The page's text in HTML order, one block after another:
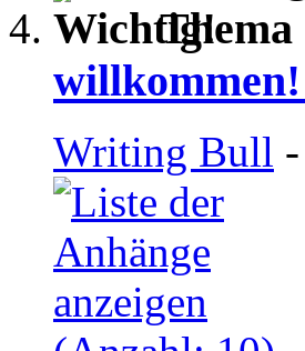
Writing Bull